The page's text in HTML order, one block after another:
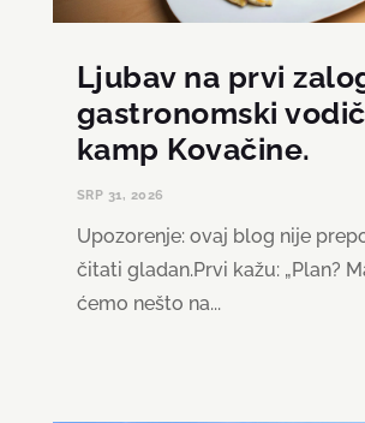
Ljubav na prvi
gastronomski
kamp Kovačine.
SRP 31, 2026
Upozorenje: ovaj blog nije
čitati gladan.Prvi kažu: „Plan?
ćemo nešto na...